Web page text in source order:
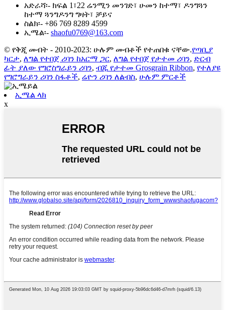
አድራሻ፡- ክፍል 1፣22 ሬንሚን መንገድ፣ ሁመን ከተማ፣ ዶንግጓን
ከተማ ጓንግዶንግ ግዛት፣ ቻይና
ስልክ፡- +86 769 8289 4599
ኢሜል፡- shaofu0769@163.com
© የቅጂ መብት - 2010-2023: ሁሉም መብቶች የተጠበቁ ናቸው.የጣቢያ
ካርታ, ለግል የተበጀ ሪባን ከአርማ ጋር, ለግል የተበጀ የታተመ ሪባን, ድርብ
ፊት ያለው የግሮስግራይን ሪባን, ብጁ የታተመ Grosgrain Ribbon, የተለያዩ
የግሮግራይን ሪባን ስፋቶች, ሬዮን ሪባን ለልብስ, ሁሉም ምርቶች
ኢሜል ላክ
x